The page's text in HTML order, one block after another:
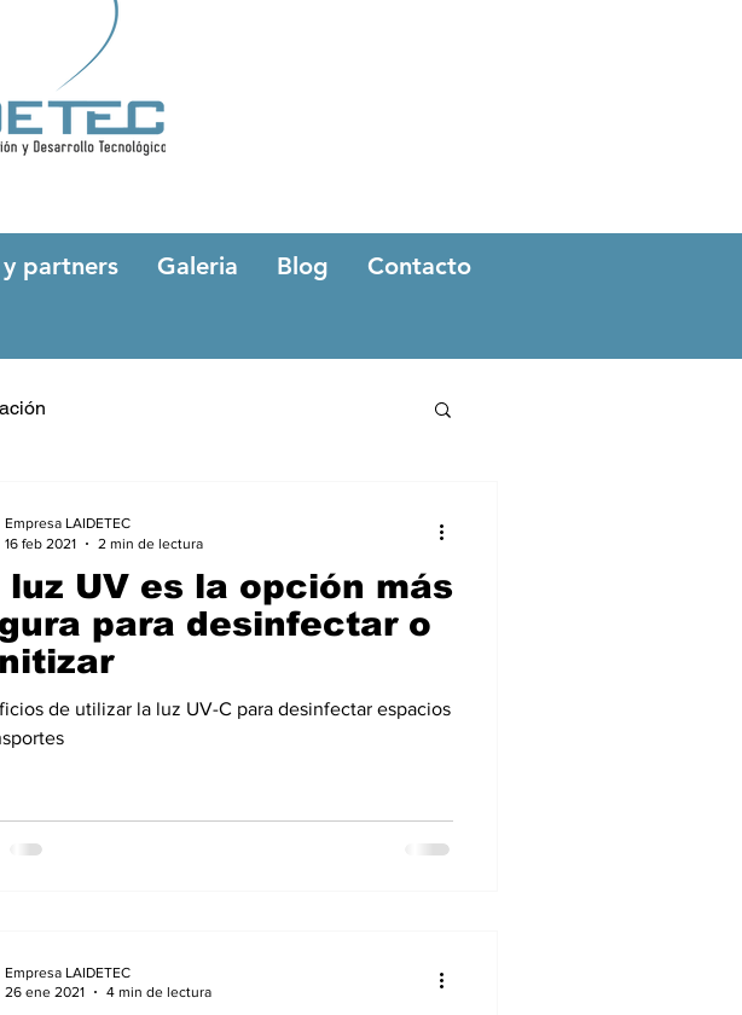
partners Galeria Blog Contacto
luz UV es la opción más
para desinfectar o
de utilizar la luz UV-C para desinfectar espacios
Empresa LAIDETEC
16 feb 2021
2 min de lectura
Empresa LAIDETEC
26 ene 2021
4 min de lectura